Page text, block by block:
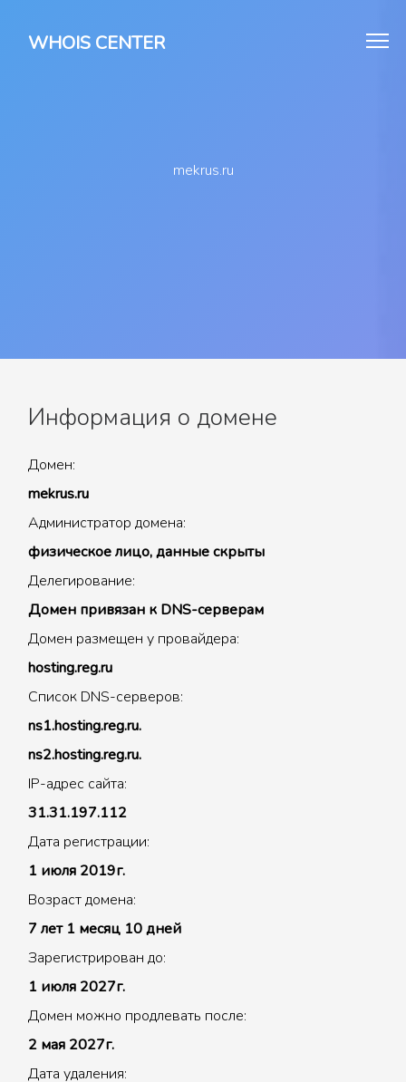
WHOIS CENTER
mekrus.ru
Информация о домене
Домен:
mekrus.ru
Администратор домена:
физическое лицо, данные скрыты
Делегирование:
Домен привязан к DNS-серверам
Домен размещен у провайдера:
hosting.reg.ru
Список DNS-серверов:
ns1.hosting.reg.ru.
ns2.hosting.reg.ru.
IP-адрес сайта:
31.31.197.112
Дата регистрации:
1 июля 2019г.
Возраст домена:
7 лет 1 месяц 10 дней
Зарегистрирован до:
1 июля 2027г.
Домен можно продлевать после:
2 мая 2027г.
Дата удаления: